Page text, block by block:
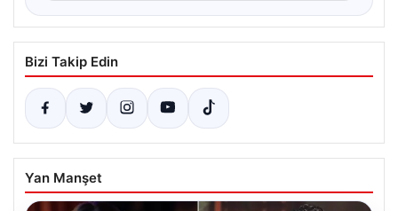
Bizi Takip Edin
Yan Manşet